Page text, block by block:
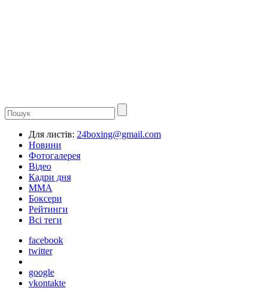
Для листів: 24boxing@gmail.com
Новини
Фотогалерея
Відео
Кадри дня
ММА
Боксери
Рейтинги
Всі теги
facebook
twitter
google
vkontakte